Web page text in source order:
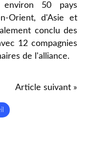
environ 50 pays
Orient, d'Asie et
conclu des
12 compagnies
de l'alliance.
Article suivant »